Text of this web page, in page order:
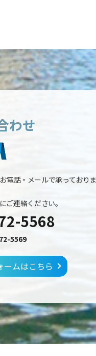
わせ
電話・メールで承っておりま
ご連絡ください。
5568
5569
ームはこちら